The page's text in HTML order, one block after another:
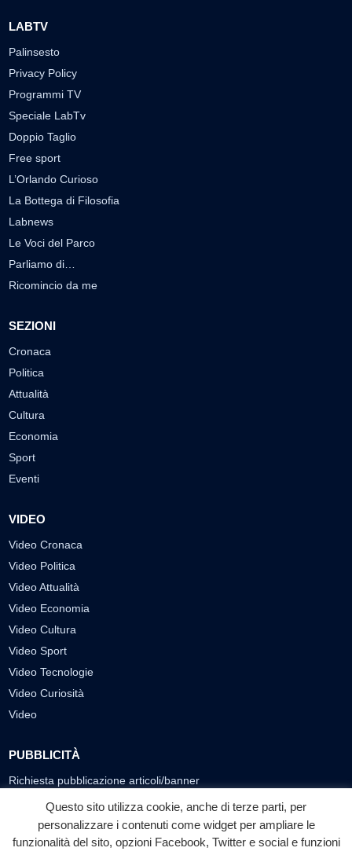
LABTV
Palinsesto
Privacy Policy
Programmi TV
Speciale LabTv
Doppio Taglio
Free sport
L’Orlando Curioso
La Bottega di Filosofia
Labnews
Le Voci del Parco
Parliamo di…
Ricomincio da me
SEZIONI
Cronaca
Politica
Attualità
Cultura
Economia
Sport
Eventi
VIDEO
Video Cronaca
Video Politica
Video Attualità
Video Economia
Video Cultura
Video Sport
Video Tecnologie
Video Curiosità
Video
PUBBLICITÀ
Richiesta pubblicazione articoli/banner
SEGUICI SUI SOCIAL
f ◎ ▶
Questo sito utilizza cookie, anche di terze parti, per
personalizzare i contenuti come widget per ampliare le
funzionalità del sito, opzioni Facebook, Twitter e social e funzioni